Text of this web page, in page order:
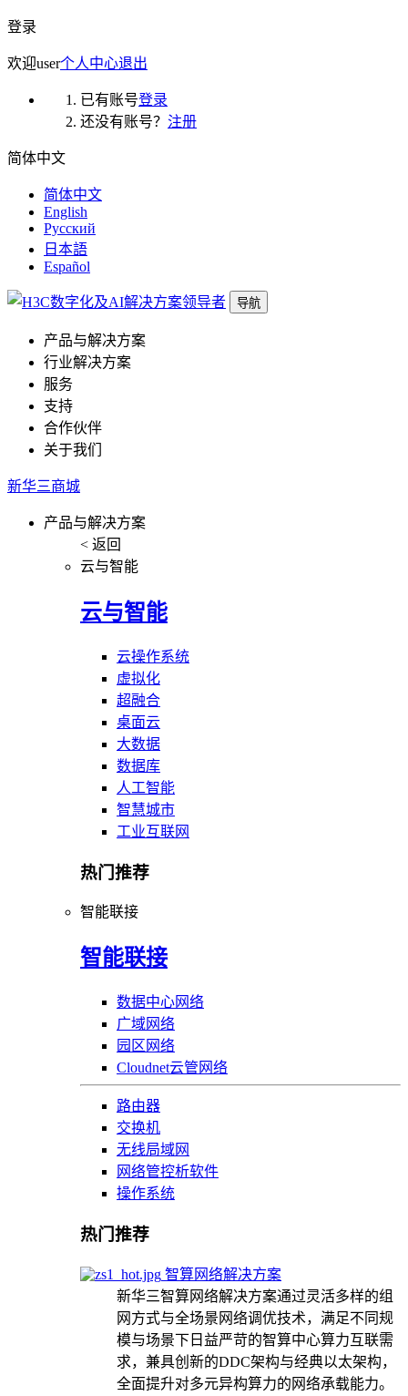
登录
欢迎user个人中心退出
已有账号登录
还没有账号？ 注册
简体中文
简体中文
English
Русский
日本語
Español
导航
产品与解决方案
行业解决方案
服务
支持
合作伙伴
关于我们
新华三商城
产品与解决方案
< 返回
云与智能
云与智能
云操作系统
虚拟化
超融合
桌面云
大数据
数据库
人工智能
智慧城市
工业互联网
热门推荐
智能联接
智能联接
数据中心网络
广域网络
园区网络
Cloudnet云管网络
路由器
交换机
无线局域网
网络管控析软件
操作系统
热门推荐
智算网络解决方案
新华三智算网络解决方案通过灵活多样的组
网方式与全场景网络调优技术，满足不同规
模与场景下日益严苛的智算中心算力互联需
求，兼具创新的DDC架构与经典以太架构，
全面提升对多元异构算力的网络承载能力。